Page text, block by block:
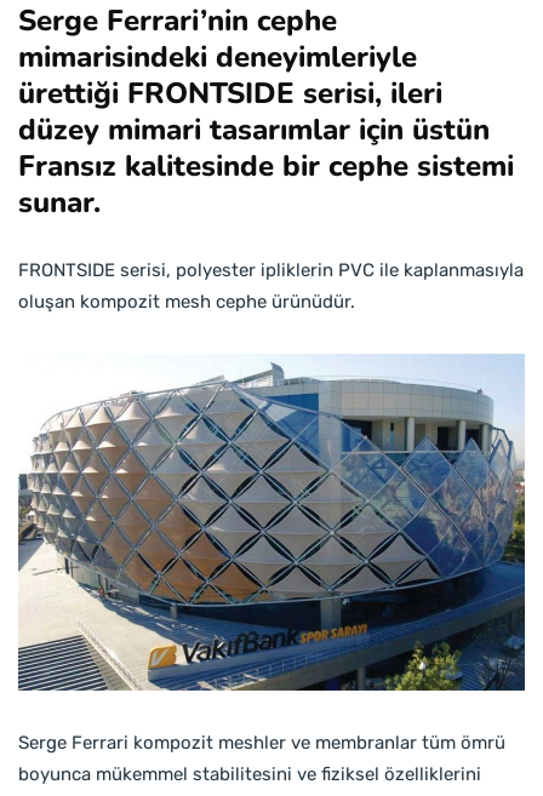
Serge Ferrari’nin cephe
mimarisindeki deneyimleriyle
ürettiği FRONTSIDE serisi, ileri
düzey mimari tasarımlar için üstün
Fransız kalitesinde bir cephe sistemi
sunar.
FRONTSIDE serisi, polyester ipliklerin PVC ile kaplanmasıyla
oluşan kompozit mesh cephe ürünüdür.
Serge Ferrari kompozit meshler ve membranlar tüm ömrü
boyunca mükemmel stabilitesini ve fiziksel özelliklerini